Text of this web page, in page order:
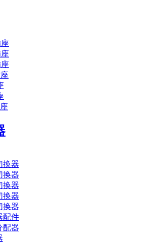
换器
换器
换器
换器
换器
配件
配器